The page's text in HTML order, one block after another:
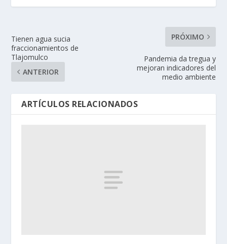
Tienen agua sucia
fraccionamientos de
Tlajomulco
ANTERIOR
PRÓXIMO
Pandemia da tregua y
mejoran indicadores del
medio ambiente
ARTÍCULOS RELACIONADOS